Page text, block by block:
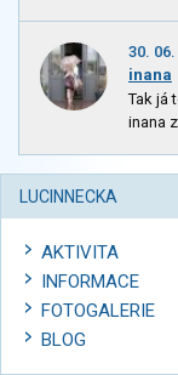
30.
inana
Tak já
inana
LUCINNECKA
AKTIVITA
INFORMACE
FOTOGALERIE
BLOG